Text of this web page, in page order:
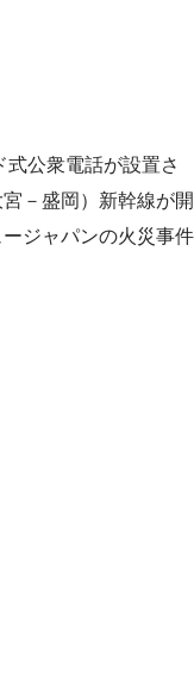
公衆電話が設置さ
－盛岡）新幹線が開
ジャパンの火災事件